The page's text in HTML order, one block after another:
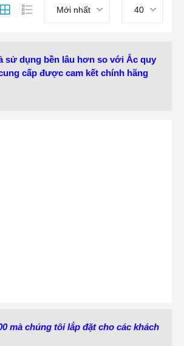
Mới nhất 40
sử dụng bền lâu hơn so với Ắc quy
cấp được cam kết chính hãng
mà chúng tôi lắp đặt cho các khách